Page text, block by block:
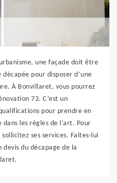
une façade doit être
pour disposer d’une
À Bonvillaret, vous pourrez
73. C’est un
pour prendre en
les règles de l’art. Pour
ses services. Faites-lui
du décapage de la